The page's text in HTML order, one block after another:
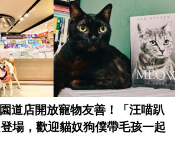
道店開放寵物友善！「汪喵趴
場，歡迎貓奴狗僕帶毛孩一起